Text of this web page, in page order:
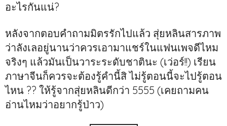
อะไรกันแน่?
หลังจากตอบคำถามมิตรรักไปแล้ว สุ่ยหลินสารภาพ
ว่าลังเลอยู่นานว่าควรเอามาแชร์ในแฟนเพจดีไหม
จริงๆ แล้วมันเป็นวาระระดับชาตินะ (เว่อร์!!) เรียน
ภาษาจีนก็ควรจะต้องรู้คำนี้สิ ไม่รู้ตอนนี้จะไปรู้ตอน
ไหน ?? ให้รู้จากสุ่ยหลินดีกว่า 5555 (เคยถามคน
อ่านไหมว่าอยากรู้ป่าว)